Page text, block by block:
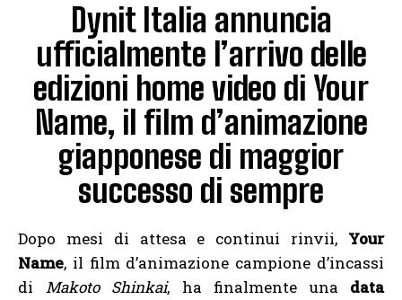
Dynit Italia annuncia
ufficialmente l’arrivo delle
edizioni home video di Your
Name, il film d’animazione
giapponese di maggior
successo di sempre
Dopo mesi di attesa e continui rinvii, Your
Name, il film d’animazione campione d’incassi
di Makoto Shinkai, ha finalmente una data